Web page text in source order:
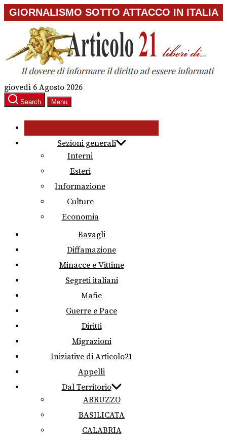
Skip
to
content
GIORNALISMO SOTTO ATTACCO IN ITALIA
giovedì 6 Agosto 2026
Search Menu
Sezioni generali
Interni
Esteri
Informazione
Culture
Economia
Bavagli
Diffamazione
Minacce e Vittime
Segreti italiani
Mafie
Guerre e Pace
Diritti
Migrazioni
Iniziative di Articolo21
Appelli
Dal Territorio
ABRUZZO
BASILICATA
CALABRIA